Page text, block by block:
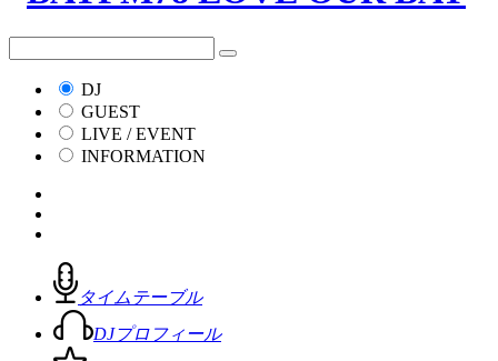
DJ
GUEST
LIVE / EVENT
INFORMATION
タイムテーブル
DJプロフィール